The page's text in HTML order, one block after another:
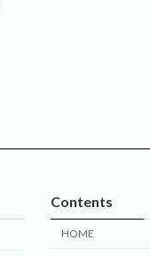
Contents
HOME